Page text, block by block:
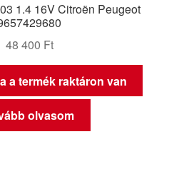
1.4 16V Citroën Peugeot
48 400 Ft
a termék raktáron van
olvasom